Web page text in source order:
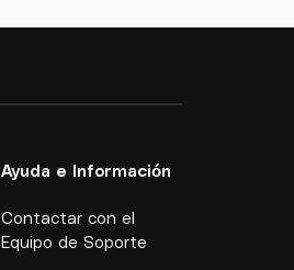
Ayuda e Información
Contactar con el
Equipo de Soporte